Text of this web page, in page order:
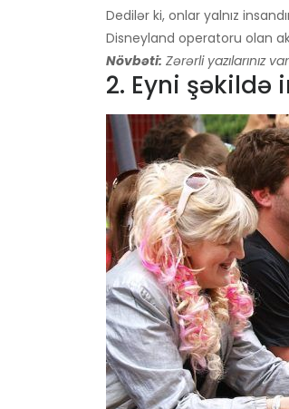
Dedilər ki, onlar yalnız
Disneyland operatoru olan
Növbəti: Zərərli yazılarınız
2. Eyni şəkildə